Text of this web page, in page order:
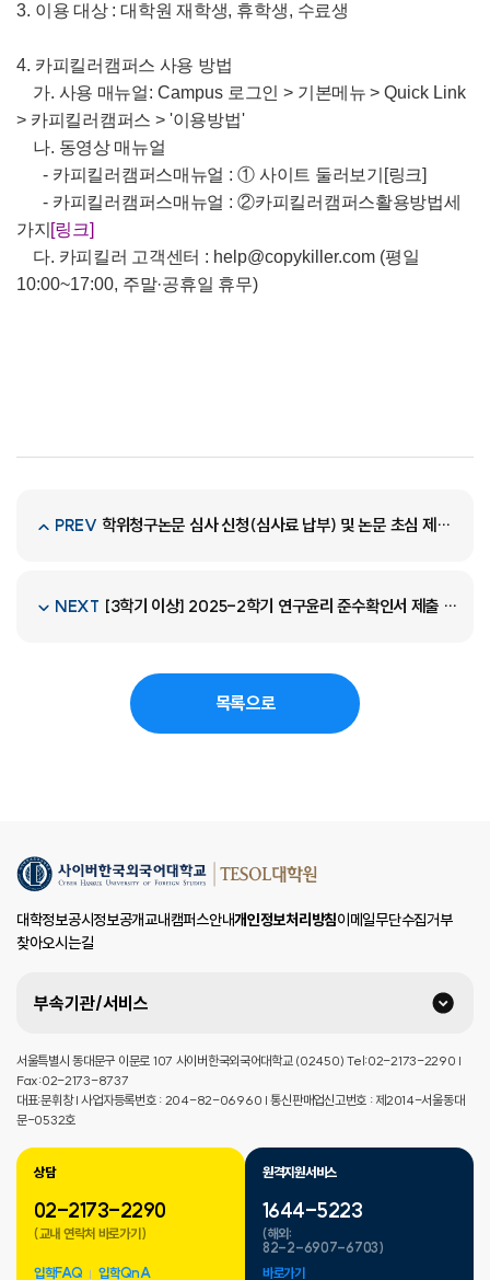
3. 이용 대상 :대학원 재학생, 휴학생, 수료생
4. 카피킬러캠퍼스 사용 방법
가. 사용 매뉴얼: Campus 로그인 > 기본메뉴> Quick Link
> 카피킬러캠퍼스 > '이용방법'
나. 동영상 매뉴얼
- 카피킬러캠퍼스매뉴얼 : ① 사이트 둘러보기 [링크]
- 카피킬러캠퍼스매뉴얼 : ②카피킬러캠퍼스활용방법세
가지 [링크]
다. 카피킬러 고객센터 : help@copykiller.com (평일
10:00~17:00, 주말·공휴일 휴무)
PREV 학위청구논문 심사 신청(심사료 납부) 및 논문 초심 제출 연장 안내
NEXT [3학기 이상] 2025-2학기 연구윤리 준수확인서 제출 안내
목록으로
대학정보공시정보공개교내캠퍼스안내개인정보처리방침이메일무단수집거부
찾아오시는길
부속기관/서비스
서울특별시 동대문구 이문로 107 사이버한국외국어대학교 (02450) Tel:02-2173-2290 |
Fax:02-2173-8737
대표:문휘창 | 사업자등록번호 : 204-82-06960 | 통신판매업신고번호 : 제2014-서울동대
문-0532호
상담
02-2173-2290
(교내 연락처 바로가기)
입학FAQ 입학QnA
원격지원서비스
1644-5223
(해외:
82-2-6907-6703)
바로가기